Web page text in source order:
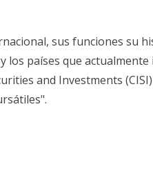
sus funciones su
países que actualmente
and Investments